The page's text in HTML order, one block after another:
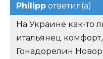
Philipp ответил(а)
На Украине как-то
итальянец комфорт,
Гонадорелин